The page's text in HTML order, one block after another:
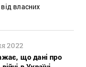
власних
2022
що дані про